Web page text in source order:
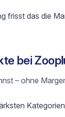
frisst das die
bei
– ohne